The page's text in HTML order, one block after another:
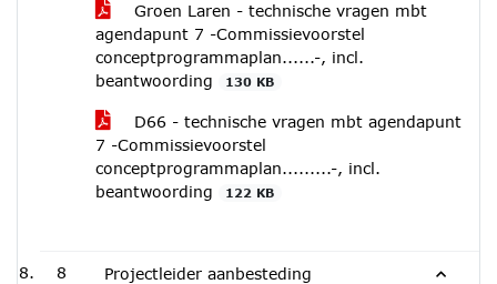
Groen Laren - technische vragen mbt
agendapunt 7 -Commissievoorstel
conceptprogrammaplan......-, incl.
beantwoording
130 KB
D66 - technische vragen mbt agendapunt
7 -Commissievoorstel
conceptprogrammaplan.........-, incl.
beantwoording
122 KB
8
Projectleider aanbesteding